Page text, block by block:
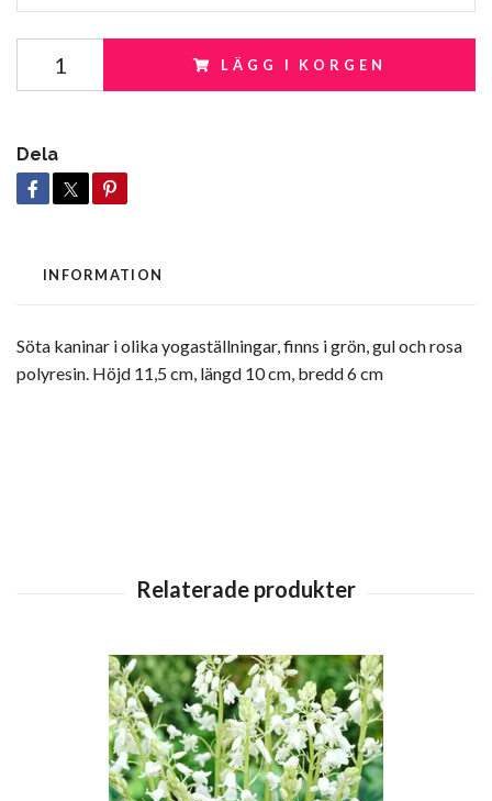
LÄGG I KORGEN
Dela
INFORMATION
Söta kaninar i olika yogaställningar, finns i grön, gul och rosa
polyresin. Höjd 11,5 cm, längd 10 cm, bredd 6 cm